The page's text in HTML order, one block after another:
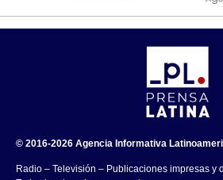
© 2016-2026 Agencia Informativa
Radio – Televisión – Publicaciones impresas y